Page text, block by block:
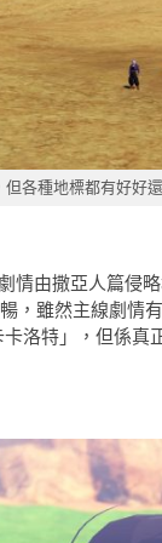
但各種地標都有好好
情由撒亞人篇侵
，雖然主線劇情
洛特」，但係真